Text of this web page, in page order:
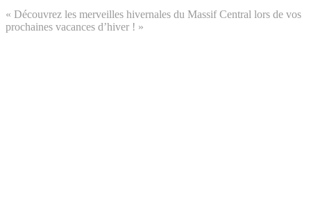
« Découvrez les merveilles hivernales du Massif Central lors de vos
prochaines vacances d’hiver ! »